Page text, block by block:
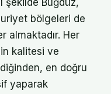
şekilde Büğdüz,
bölgeleri de
almaktadır. Her
kalitesi ve
en doğru
yaparak